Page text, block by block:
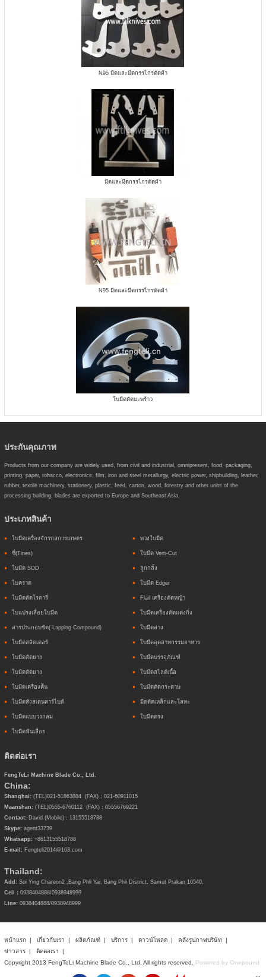
N95 มีดและมีดกรรไกรตัดผ้า
มีดและมีดกรรไกรตัดผ้า
N95 มีดและมีดกรรไกรตัดผ้า
ใบมีดตัดมะพร้าว
ประกันคุณภาพ
Products from our company are widely used, from civil and industrial, omnipresent, food, packaging,
printing, paper, tobacco, electronics, film, iron and steel metallurgy, electric power, shipbuilding, leather,
rubber, textile machinery, stationery, plastic, feed, carton, wood, forestry and other units of the
processing building, blades are exported to Europe and Southeast Asia.
ประเภทสินค้า
ใบมีดเครื่องจักรกลการเกษตร พวงใบมีด
ซี่(Tines) ใบมีด Verti-Cut
ใบมีด SOD ลูกกลิ้ง
ใบคราด ใบมีด Edger
ใบมีดตัดโรตารี่ Flail เครื่องตัดหญ้า
ใบแปรงเลื่อยใบมีด ใบมีดเครื่องตัดแต่งกิ่ง
สารประกอบขัด( Lapping Compound) ใบมีดล่าง
ใบมีดสลิดเตอร์ ใบมีดอุตสาหกรรมอาหาร
ใบมีดตัดยาง ใบมีดบรรจุภัณฑ์
ใบมีดตัดยาง ใบมีดสไลด์เนื้อ
ใบมีดเครื่องค้ัน ใบมีดตัดกระดาษ
ใบมีดทังสเตนคาร์ไบด์ มีดตัดเหล็กและโลหะ
ใบมีดแบบวงกลม ใบมีดตรง
ใบมีดฟันเลื่อย
ติดต่อเรา
FengTeLi Machine Blade Co., Ltd.
China:
Shanghai: (TEL)021-51863884 (FAX)：021-60911015
Maanshan: (TEL)0555-6760112 (FAX)：05556769221
Contact: David (Mobile)：13155518788
Skype: agent33739
Whatsapp: +8613155518788
E-mail: Fengteli2014@163.com
Thailand:
Add: Soi Ying Chareon2 ,Bang Phli Yai, Bang Phli District, Samut Prakan 10540.
Cell： 0938404888/0938948999
Line: 0938404888/0938948999
หน้าแรก| เกี่ยวกับเรา | ผลิตภัณฑ์| บริการ| ดาวน์โหลด| คลังรูปภาพบริษัท |
ข่าวสาร| ติดต่อเรา |
Copyright 2013 FengTeLi Machine Blade Co., Ltd. All rights reserved.
Powered by Onepound